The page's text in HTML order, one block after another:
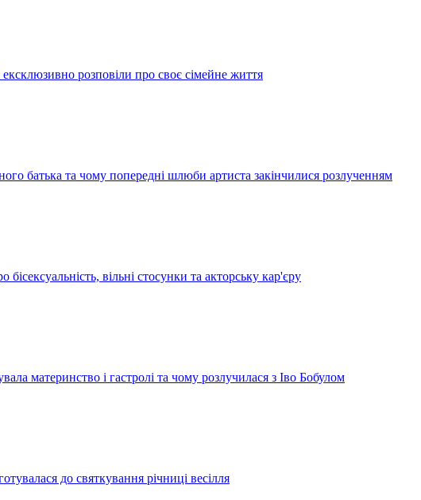
розповіли про своє сімейне життя
батька та чому попередні шлюби артиста закінчилися розлученням
вільні стосунки та акторську кар'єру
материнство і гастролі та чому розлучилася з Іво Бобулом
до святкування річниці весілля